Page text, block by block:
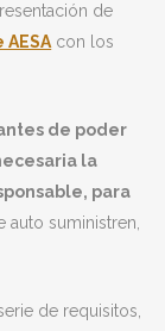
de
con los
de poder
la
para
auto suministren,
de requisitos,